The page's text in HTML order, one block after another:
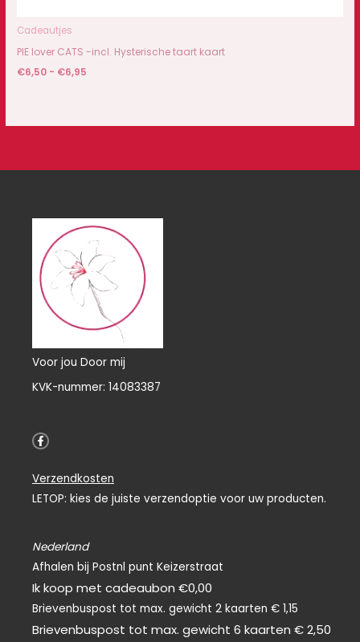
Cadeautjes
PIE lover CATS -incl. Hysterische taart kaart
€6,50 - €6,95
Voor jou Door mij
KVK-nummer: 14083387
F
a
b
o
Verzendkosten
LETOP: kies de juiste verzendoptie voor uw producten.
Nederland
Afhalen bij Postnl punt Keizerstraat
Ik koop met cadeaubon €0,00
Brievenbuspost tot max. gewicht 2 kaarten € 1,15
Brievenbuspost tot max. gewicht 6 kaarten € 2,50